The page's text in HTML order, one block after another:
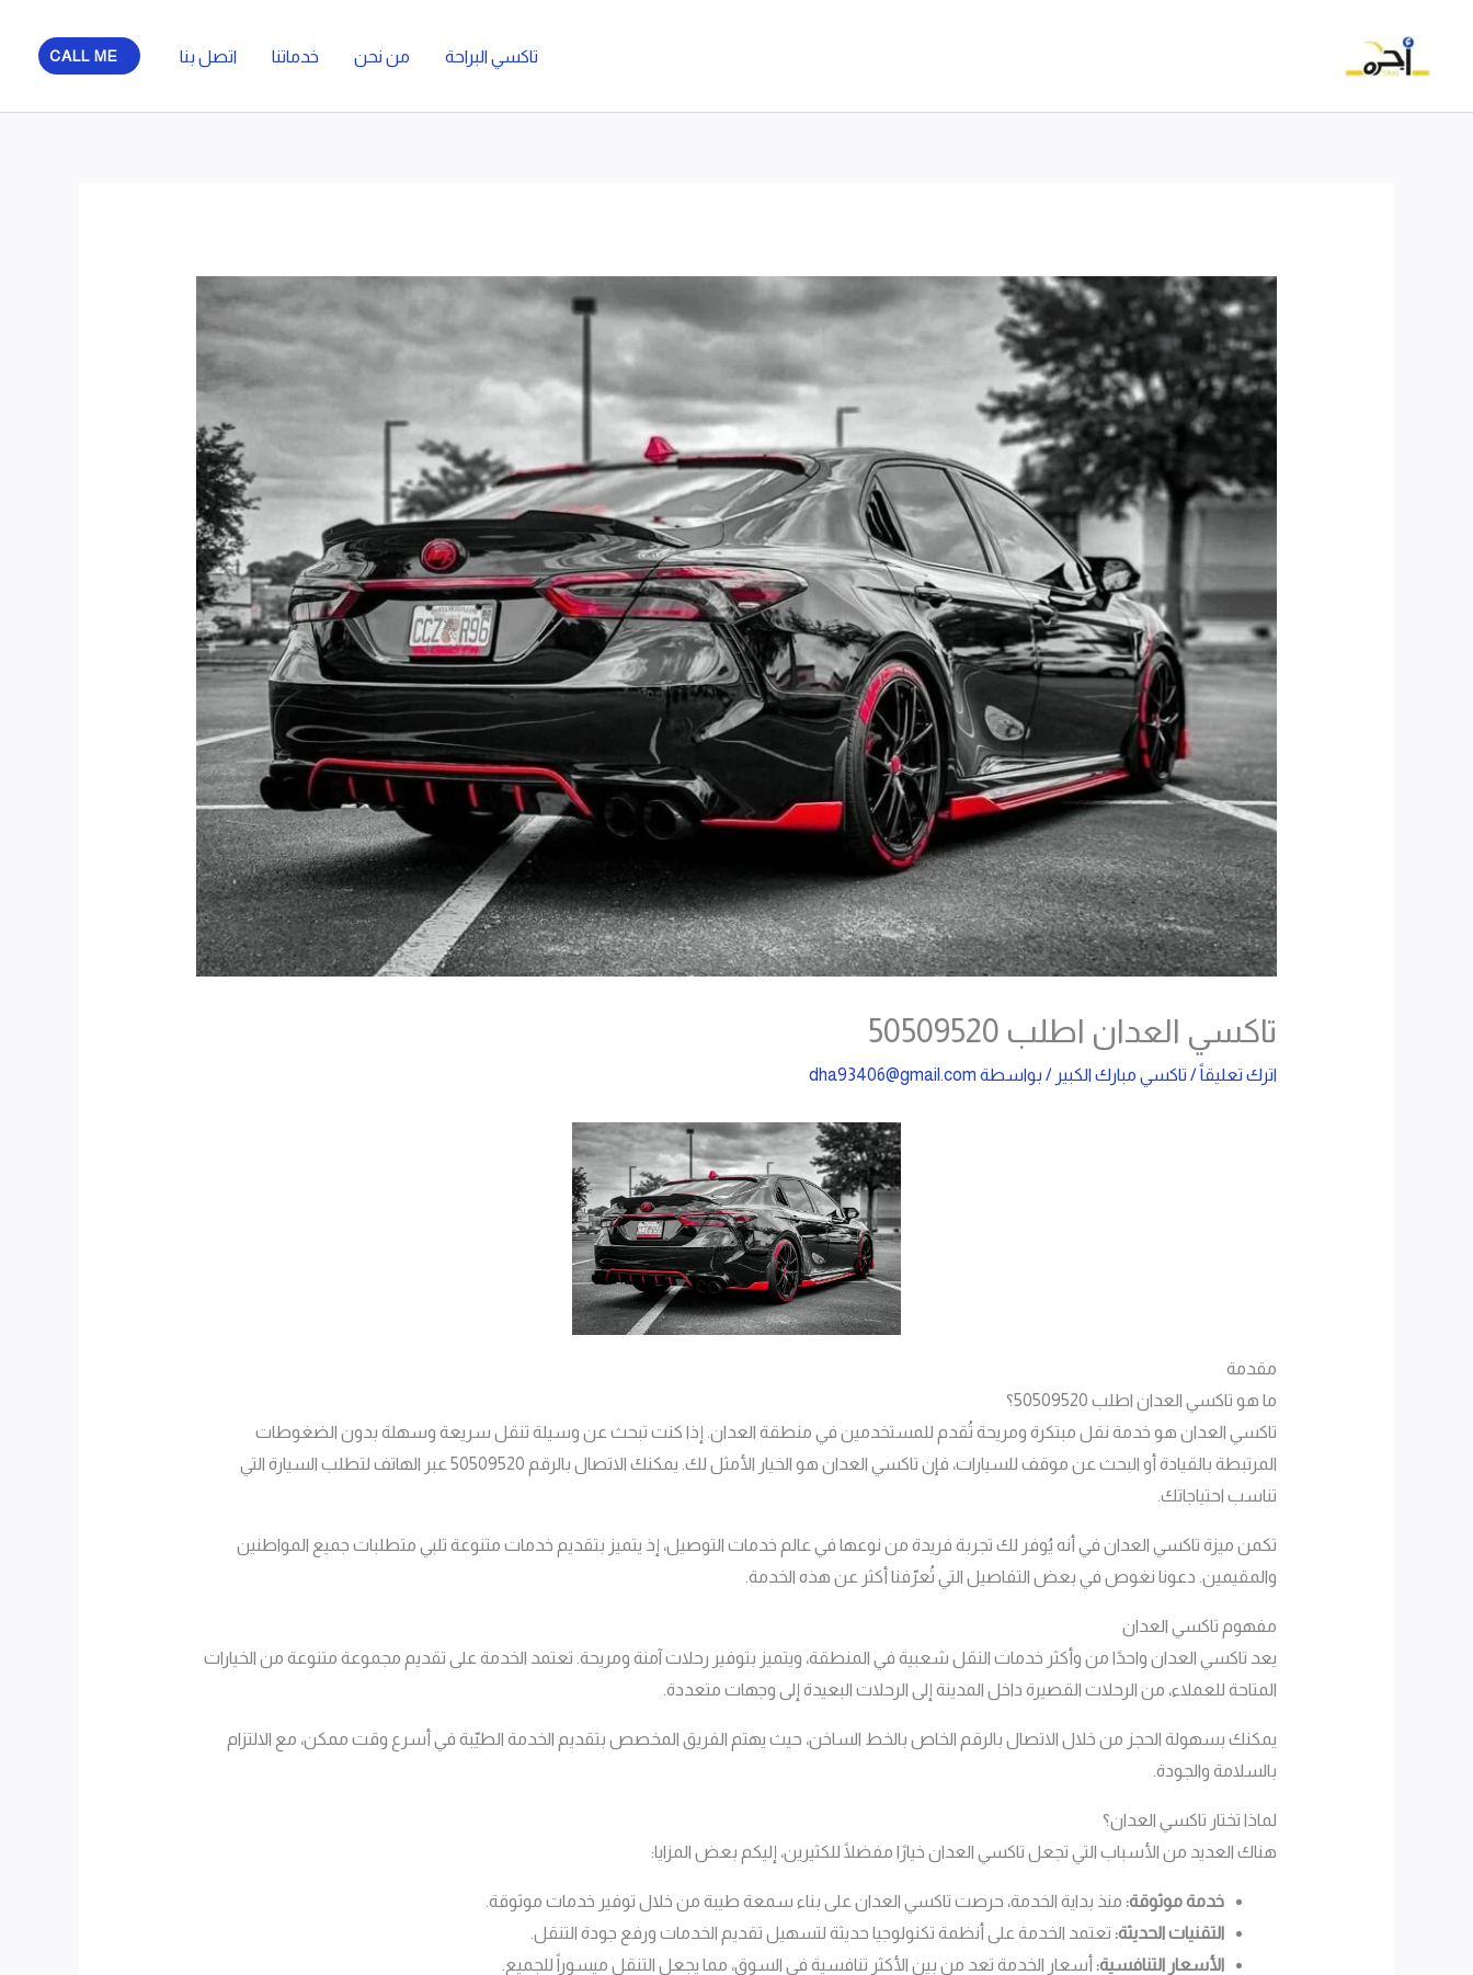
المحتوى
تاكسي البراحة من نحن خدماتنا اتصل بنا CALL ME
تاكسي العدان اطلب 50509520
اترك تعليقاً/ تاكسي مبارك الكبير / بواسطة dha93406@gmail.com
مقدمة
ما هو تاكسي العدان اطلب 50509520؟
تاكسي العدان هو خدمة نقل مبتكرة ومريحة تُقدم للمستخدمين في منطقة العدان. إذا كنت تبحث عن وسيلة تنقل سريعة وسهلة بدون الضغوطات
المرتبطة بالقيادة أو البحث عن موقف للسيارات، فإن تاكسي العدان هو الخيار الأمثل لك. يمكنك الاتصال بالرقم 50509520 عبر الهاتف لتطلب السيارة التي
تناسب احتياجاتك.
تكمن ميزة تاكسي العدان في أنه يُوفر لك تجربة فريدة من نوعها في عالم خدمات التوصيل، إذ يتميز بتقديم خدمات متنوعة تلبي متطلبات جميع المواطنين
والمقيمين. دعونا نغوص في بعض التفاصيل التي تُعرّفنا أكثر عن هذه الخدمة.
مفهوم تاكسي العدان
يعد تاكسي العدان واحدًا من وأكثر خدمات النقل شعبية في المنطقة، ويتميز بتوفير رحلات آمنة ومريحة. تعتمد الخدمة على تقديم مجموعة متنوعة من الخيارات
المتاحة للعملاء، من الرحلات القصيرة داخل المدينة إلى الرحلات البعيدة إلى وجهات متعددة.
يمكنك بسهولة الحجز من خلال الاتصال بالرقم الخاص بالخط الساخن، حيث يهتم الفريق المخصص بتقديم الخدمة الطيّبة في أسرع وقت ممكن، مع الالتزام
بالسلامة والجودة.
لماذا تختار تاكسي العدان؟
هناك العديد من الأسباب التي تجعل تاكسي العدان خيارًا مفضلًا للكثيرين، إليكم بعض المزايا:
خدمة موثوقة: منذ بداية الخدمة، حرصت تاكسي العدان على بناء سمعة طيبة من خلال توفير خدمات موثوقة.
التقنيات الحديثة: تعتمد الخدمة على أنظمة تكنولوجيا حديثة لتسهيل تقديم الخدمات ورفع جودة التنقل.
الأسعار التنافسية: أسعار الخدمة تعد من بين الأكثر تنافسية في السوق، مما يجعل التنقل ميسوراً للجميع.